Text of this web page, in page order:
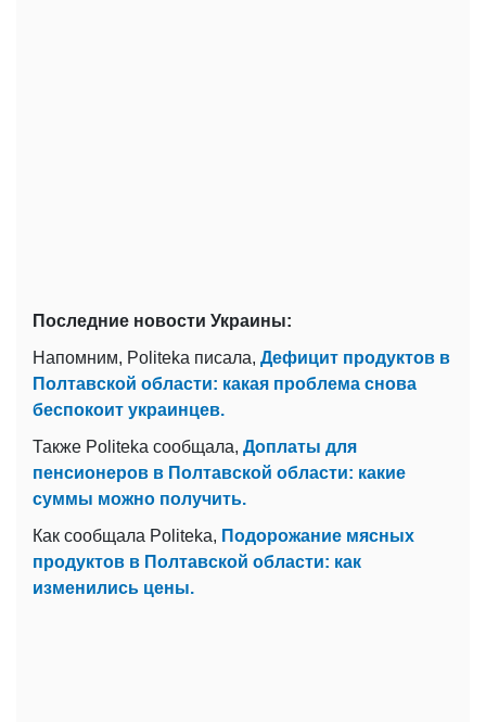
Последние новости Украины:
Напомним, Politeka писала, Дефицит продуктов в
Полтавской области: какая проблема снова
беспокоит украинцев.
Также Politeka сообщала, Доплаты для
пенсионеров в Полтавской области: какие
суммы можно получить.
Как сообщала Politeka, Подорожание мясных
продуктов в Полтавской области: как
изменились цены.